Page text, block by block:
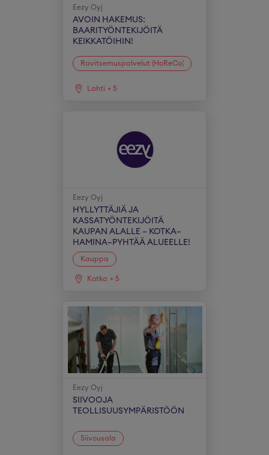
Eezy Oyj
AVOIN HAKEMUS:
BAARITYÖNTEKIJÖITÄ
KEIKKATÖIHIN!
Ravitsemuspalvelut (HoReCa)
Lahti + 5
Eezy Oyj
HYLLYTTÄJIÄ JA
KASSATYÖNTEKIJÖITÄ
KAUPAN ALALLE – KOTKA–
HAMINA–PYHTÄÄ ALUEELLE!
Kauppa
Kotka + 5
Eezy Oyj
SIIVOOJA
TEOLLISUUSYMPÄRISTÖÖN
Siivousala